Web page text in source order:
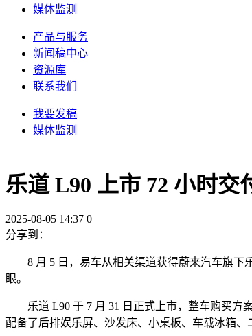
媒体监测
产品与服务
新闻稿中心
资源库
联系我们
我要发稿
媒体监测
乐道 L90 上市 72 小时交
2025-08-05 14:37 0
分享到：
8 月 5 日，易车从相关渠道获得蔚来汽车旗下乐
眼。
乐道 L90 于 7 月 31 日正式上市，整车购买方案
配备了后排娱乐屏、沙发床、小桌板、车载冰箱